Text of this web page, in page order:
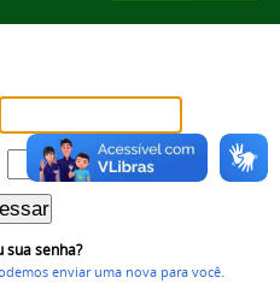
sua senha?
enviar uma nova para você